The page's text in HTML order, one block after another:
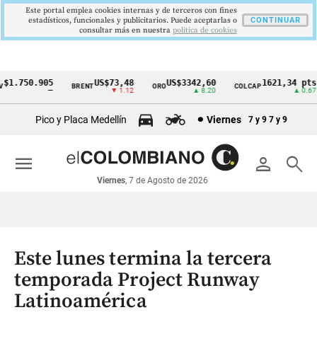
Cintillo
económicos
Colombia
BRENTUS$73,48
▼ 1.12
OROUS$3342,60
▲ 8.20
COLCAP1621,34 pts
▲ 0.67
Pico y Placa Medellín Viernes 7 y 9 7 y 9
person search
Viernes, 7 de Agosto de 2026
menu
Este lunes termina la tercera
temporada Project Runway
Latinoamérica
Este portal emplea cookies internas y de terceros con fines
estadísticos, funcionales y publicitarios. Puede aceptarlas o
consultar más en nuestra politica de cookies
CONTINUAR